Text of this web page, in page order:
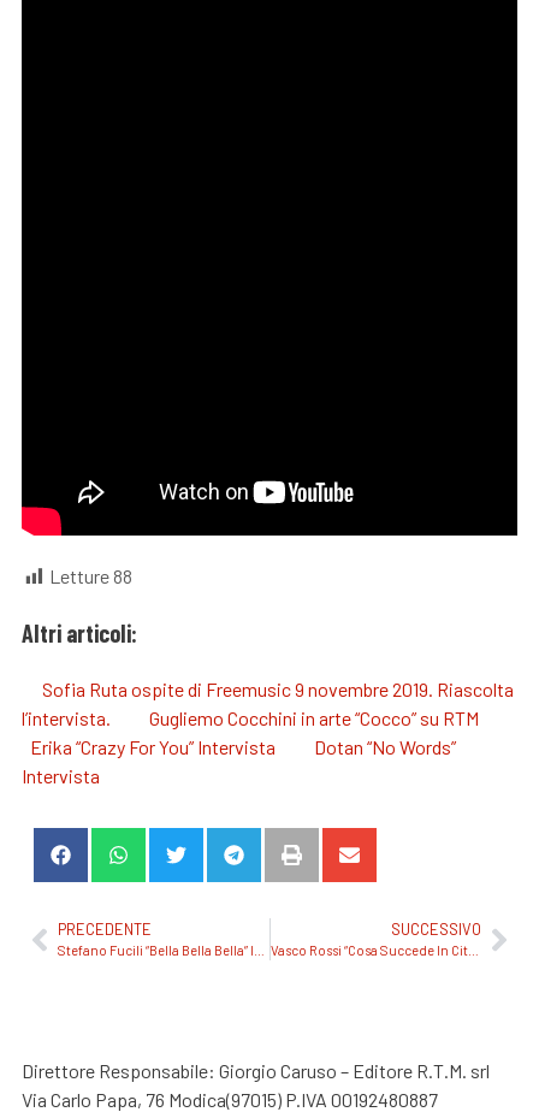
Letture 88
Altri articoli:
Sofia Ruta ospite di Freemusic 9 novembre 2019. Riascolta
l’intervista.
Gugliemo Cocchini in arte “Cocco” su RTM
Erika “Crazy For You” Intervista
Dotan “No Words”
Intervista
PRECEDENTE SUCCESSIVO
Vasco Rossi “Cosa Succede In Città” Remix by Dj Luca Zanarini – Intervista
Direttore Responsabile: Giorgio Caruso – Editore R.T.M. srl
Via Carlo Papa, 76 Modica(97015) P.IVA 00192480887